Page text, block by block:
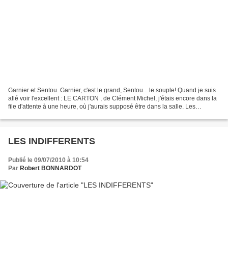
Garnier et Sentou. Garnier, c'est le grand, Sentou... le souple! Quand je suis
allé voir l'excellent : LE CARTON , de Clément Michel, j'étais encore dans la
file d'attente à une heure, où j'aurais supposé être dans la salle. Les
LES INDIFFERENTS
Publié le 09/07/2010 à 10:54
Par Robert BONNARDOT